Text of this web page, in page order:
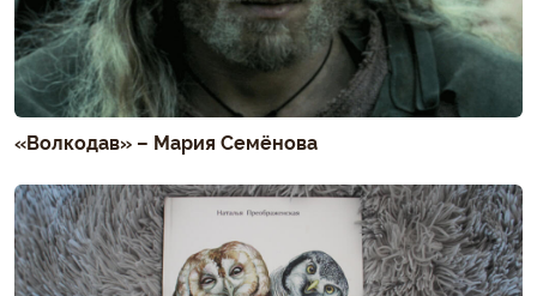
«Волкодав» – Мария Семёнова